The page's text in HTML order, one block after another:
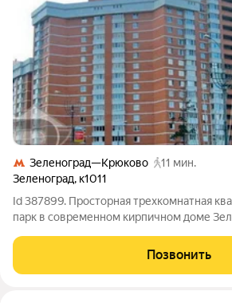
Зеленоград—Крюково
11 мин.
Зеленоград, к1011
Id 387899. Просторная трехкомнатная
парк в современном кирпичном доме
трехкомнатную квартиру площадью
кирпичном доме по индивидуальному
Позвонить